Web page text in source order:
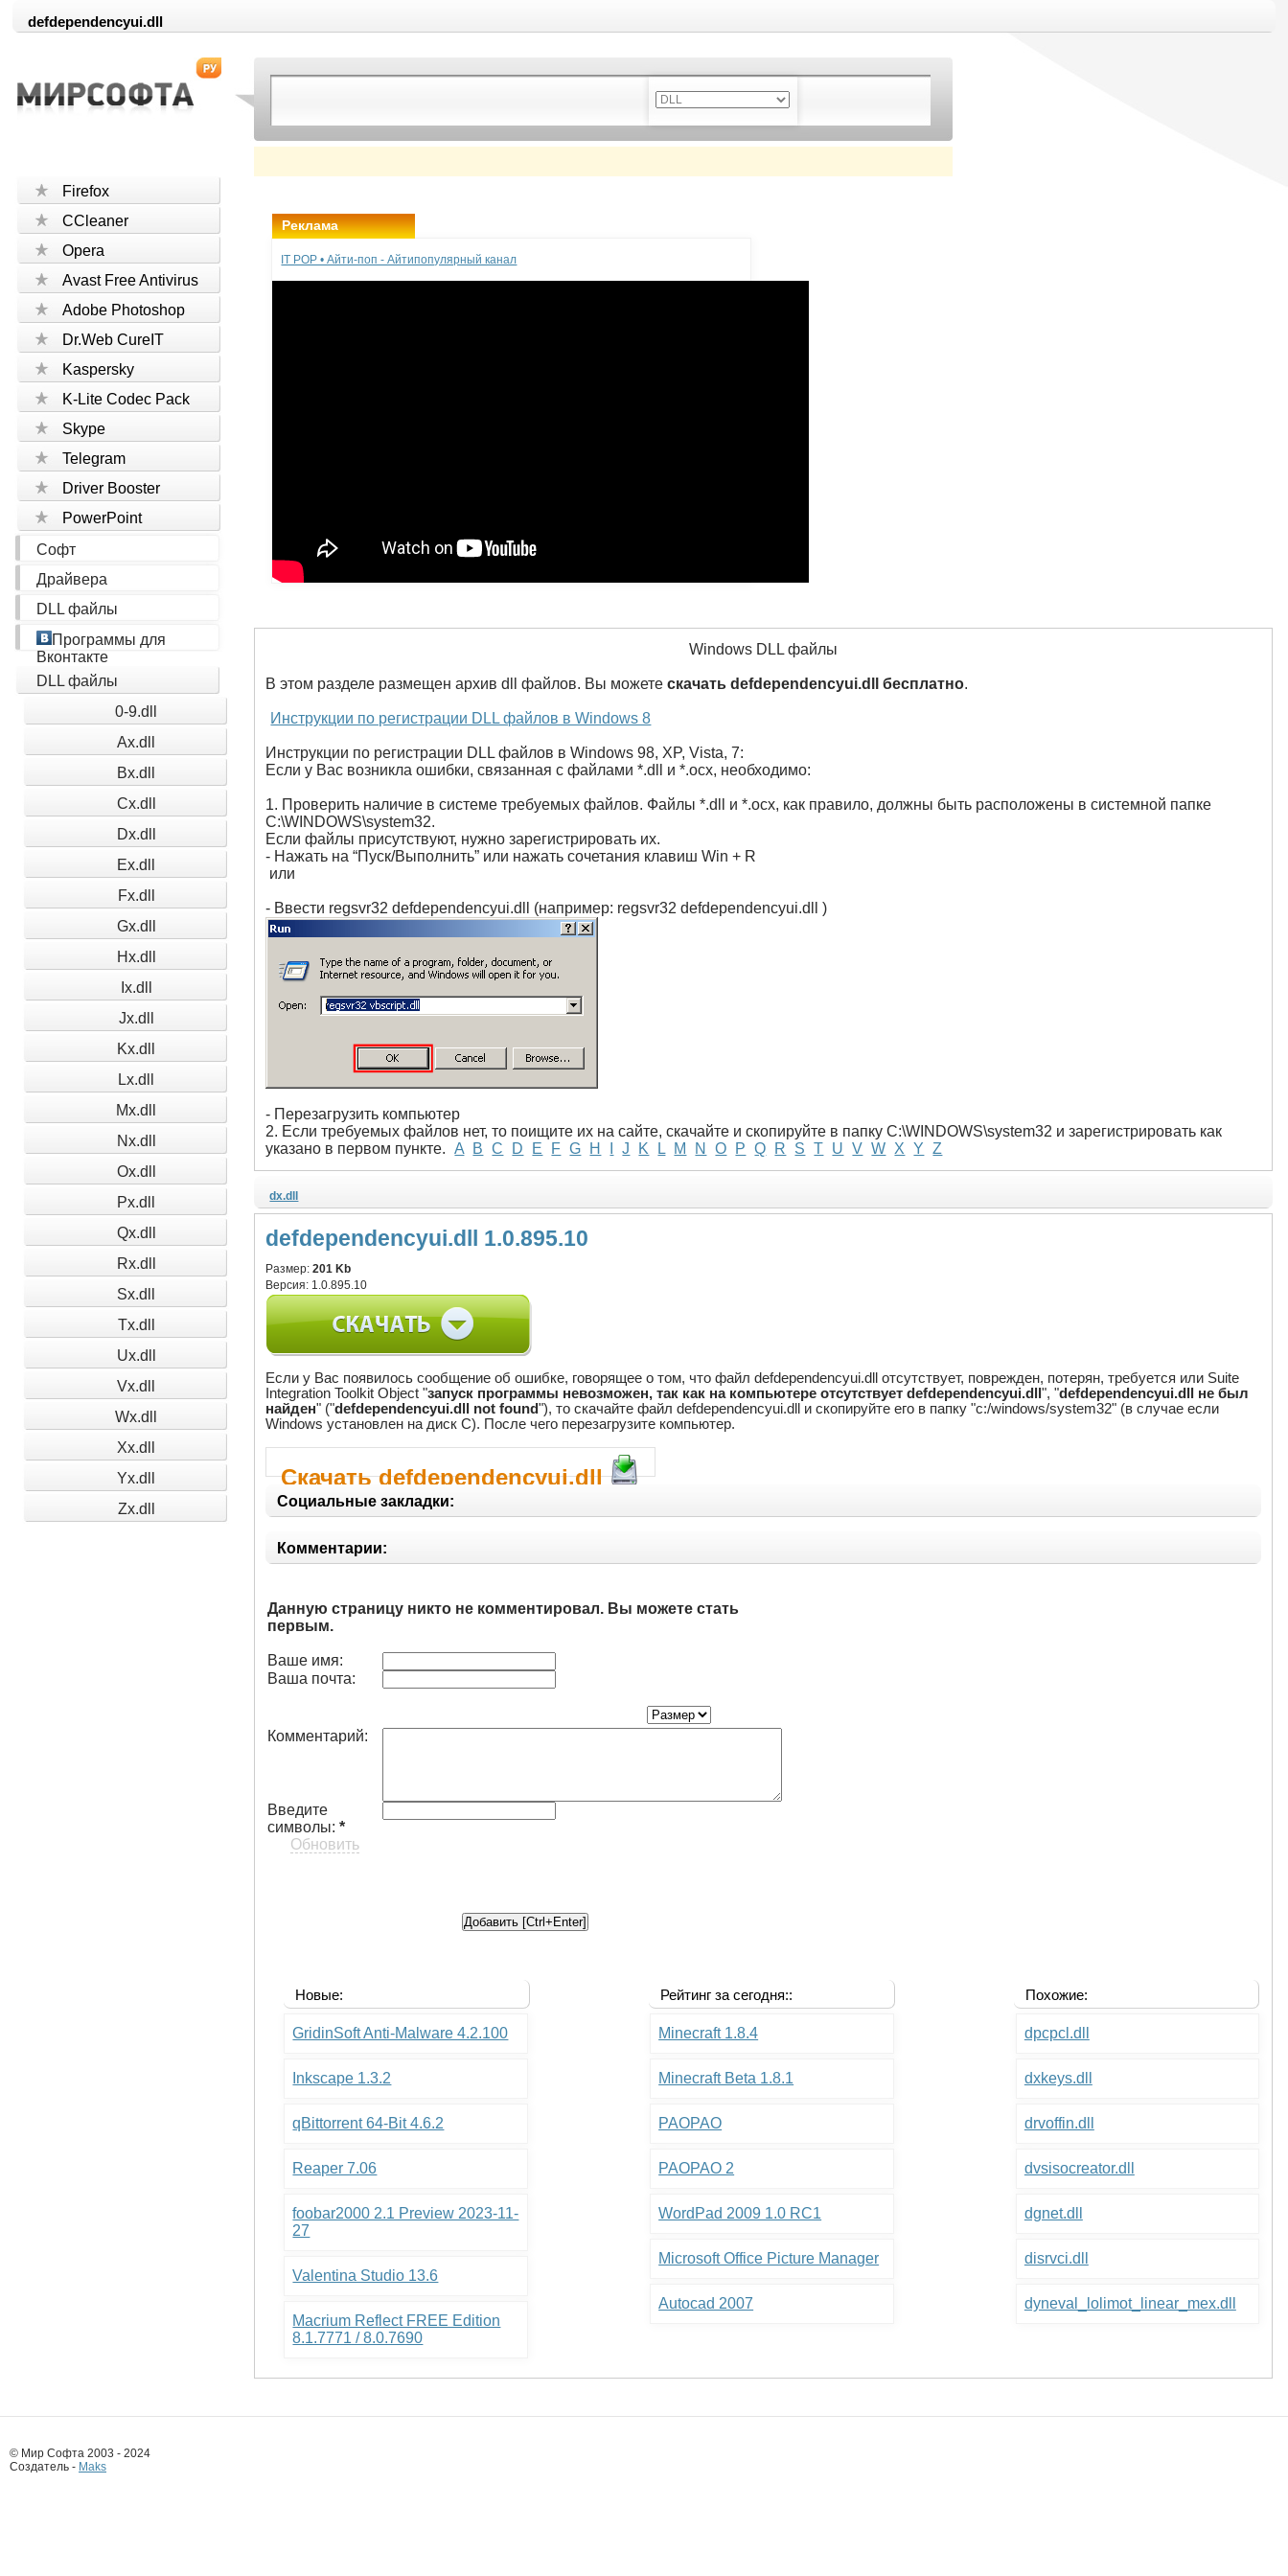
defdependencyui.dll
Firefox
CCleaner
Opera
Avast Free Antivirus
Adobe Photoshop
Dr.Web CureIT
Kaspersky
K-Lite Codec Pack
Skype
Telegram
Driver Booster
PowerPoint
Софт
Драйвера
DLL файлы
Программы для
Вконтакте
DLL файлы
0-9.dll
Ax.dll
Bx.dll
Cx.dll
Dx.dll
Ex.dll
Fx.dll
Gx.dll
Hx.dll
Ix.dll
Jx.dll
Kx.dll
Lx.dll
Mx.dll
Nx.dll
Ox.dll
Px.dll
Qx.dll
Rx.dll
Sx.dll
Tx.dll
Ux.dll
Vx.dll
Wx.dll
Xx.dll
Yx.dll
Zx.dll
Реклама
IT POP • Айти-поп - Айтипопулярный канал
Windows DLL файлы
В этом разделе размещен архив dll файлов. Вы можетескачать defdependencyui.dll бесплатно.
Инструкции по регистрации DLL файлов в Windows 8
Инструкции по регистрации DLL файлов в Windows 98, XP, Vista, 7:
Если у Вас возникла ошибки, связанная с файлами *.dll и *.ocx, необходимо:
1. Проверить наличие в системе требуемых файлов. Файлы *.dll и *.ocx, как правило, должны быть расположены в системной папке
C:\WINDOWS\system32.
Если файлы присутствуют, нужно зарегистрировать их.
- Нажать на “Пуск/Выполнить” или нажать сочетания клавиш Win + R
или
- Ввести regsvr32 defdependencyui.dll (например: regsvr32 defdependencyui.dll )
- Перезагрузить компьютер
2. Если требуемых файлов нет, то поищите их на сайте, скачайте и скопируйте в папку C:\WINDOWS\system32 и зарегистрировать как
указано в первом пункте.
A B C D E F G H J K L M N O P Q R S T U V W X Y Z
dx.dll
defdependencyui.dll 1.0.895.10
Размер:201 Kb
Версия: 1.0.895.10
Если у Вас появилось сообщение об ошибке, говорящее о том, что файл defdependencyui.dll отсутствует, поврежден, потерян, требуется или Suite
Integration Toolkit Object "запуск программы невозможен, так как на компьютере отсутствует defdependencyui.dll", "defdependencyui.dll не был
найден" ("defdependencyui.dll not found"), то скачайте файл defdependencyui.dll и скопируйте его в папку "c:/windows/system32" (в случае если
Windows установлен на диск C). После чего перезагрузите компьютер.
Скачать defdependencyui.dll
Социальные закладки:
Комментарии:
Данную страницу никто не комментировал. Вы можете стать
первым.
Ваше имя:
Ваша почта:
Комментарий:
Введите
символы:*
Обновить
Новые:
GridinSoft Anti-Malware 4.2.100
Inkscape 1.3.2
qBittorrent 64-Bit 4.6.2
Reaper 7.06
foobar2000 2.1 Preview 2023-11-
27
Valentina Studio 13.6
Macrium Reflect FREE Edition
8.1.7771 / 8.0.7690
Рейтинг за сегодня::
Minecraft 1.8.4
Minecraft Beta 1.8.1
PAOPAO
PAOPAO 2
WordPad 2009 1.0 RC1
Microsoft Office Picture Manager
Autocad 2007
Похожие:
dpcpcl.dll
dxkeys.dll
drvoffin.dll
dvsisocreator.dll
dgnet.dll
disrvci.dll
dyneval_lolimot_linear_mex.dll
© Мир Софта 2003 - 2024
Создатель - Maks